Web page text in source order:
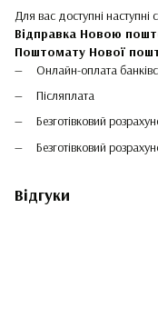
Для вас доступні
Відправка Новою
Поштомату Нової
Онлайн-оплата
Післяплата
Безготівковий
Безготівковий
Відгуки